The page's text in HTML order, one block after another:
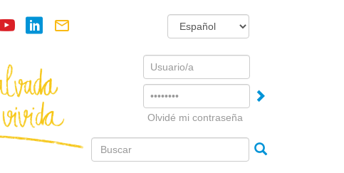
Username
Olvidé mi contraseña